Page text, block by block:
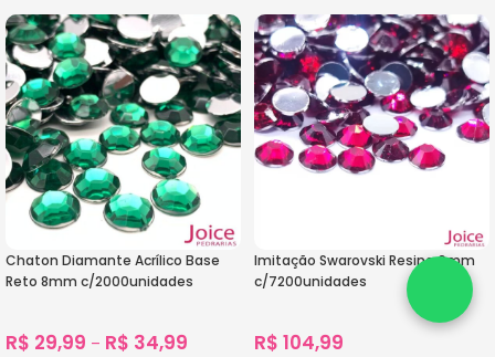
Chaton Diamante Acrílico Base
Reto 8mm c/2000unidades
R$ 29,99 – R$ 34,99
Imitação Swarovski Resina 6mm
c/7200unidades
R$ 104,99